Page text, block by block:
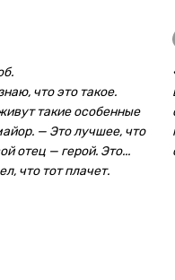
что это такое.
такие особенные
— Это лучшее, что
отец — герой. Это...
что тот плачет.